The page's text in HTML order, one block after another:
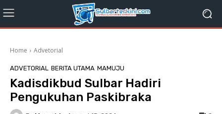
Home Advetorial
ADVETORIAL BERITA UTAMA MAMUJU
Kadisdikbud Sulbar Hadiri
Pengukuhan Paskibraka